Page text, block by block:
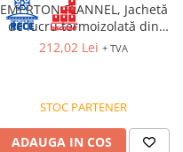
EMERTON FLANNEL, Jachetă
de lucru termoizolată din
bumbac si poliester, 270 g/mp
212,02 Lei + TVA
STOC PARTENER
ADAUGA IN COS